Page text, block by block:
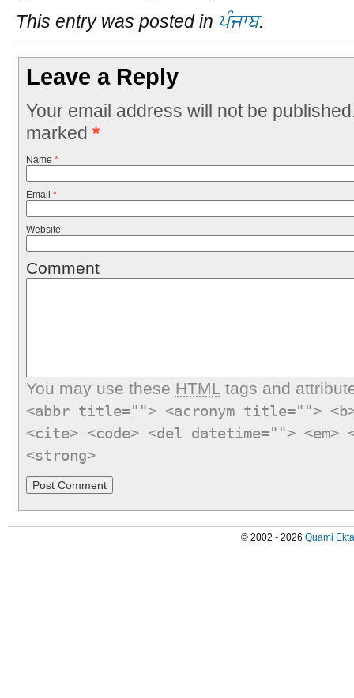
This entry was posted in ਪੰਜਾਬ.
Leave a Reply
Your email address will not be
marked *
Name *
Email *
Website
Comment
You may use these HTMLtags and
<abbr title=""> <acronym title="">
<cite> <code> <del datetime="">
<strong>
© 2002 - 2026 Quami